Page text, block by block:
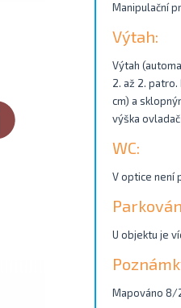
Manipulační
Výtah:
Výtah
2. až 2.
cm) a
výška
WC:
V optice není
U objektu je
Mapováno 8/